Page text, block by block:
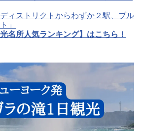
ィストリクトからわずか２駅、ブル
」
名所人気ランキング】はこちら！